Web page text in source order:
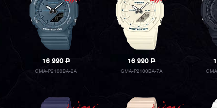
16 990P
GMA-P2100BA-2A
16 990P
GMA-P2100BA-7A